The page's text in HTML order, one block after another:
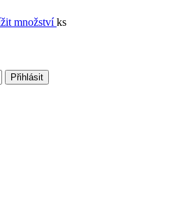
množstvíks
Přihlásit